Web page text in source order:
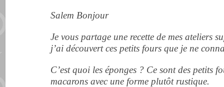
Salem Bonjour
Je vous partage une recette de mes ateliers
j’ai découvert ces petits fours que je ne
C’est quoi les éponges ? Ce sont des petits
macarons avec une forme plutôt rustique.